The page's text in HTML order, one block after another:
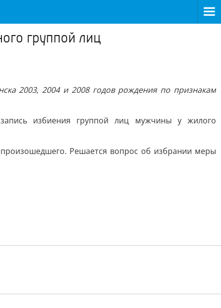
группой лиц
2003, 2004 и 2008 годов рождения по признакам
избиения группой лиц мужчины у жилого
произошедшего. Решается вопрос об избрании меры